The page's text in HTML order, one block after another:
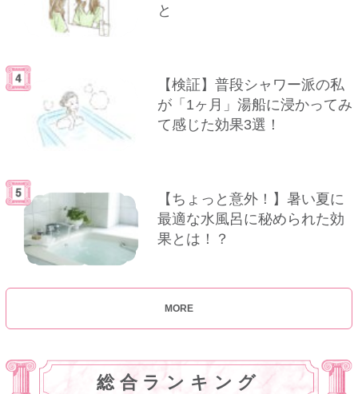
と
【検証】普段シャワー派の私
が「1ヶ月」湯船に浸かってみ
て感じた効果3選！
【ちょっと意外！】暑い夏に
最適な水風呂に秘められた効
果とは！？
MORE
総合ランキング